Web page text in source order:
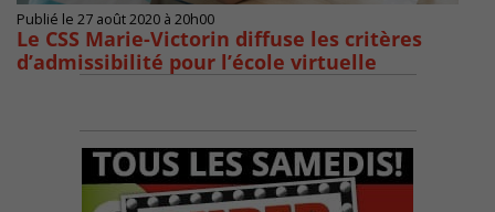
Publié le 27 août 2020 à 20h00
Le CSS Marie-Victorin diffuse les critères
d’admissibilité pour l’école virtuelle